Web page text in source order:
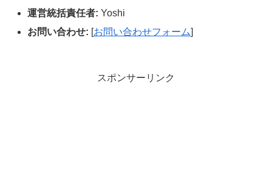
運営統括責任者: Yoshi
お問い合わせ: [お問い合わせフォーム]
スポンサーリンク